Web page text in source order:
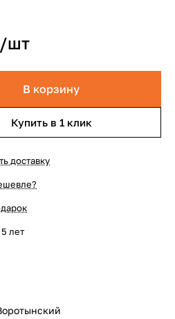
шт
В корзину
Купить в 1 клик
доставку
5 лет